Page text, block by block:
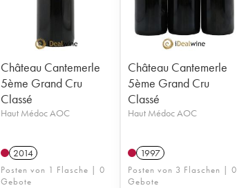
Château Cantemerle
5ème Grand Cru
Classé
Haut Médoc AOC
2014
Posten von 1 Flasche | 0
Gebote
Château Cantemerle
5ème Grand Cru
Classé
Haut Médoc AOC
1997
Posten von 3 Flaschen | 0
Gebote